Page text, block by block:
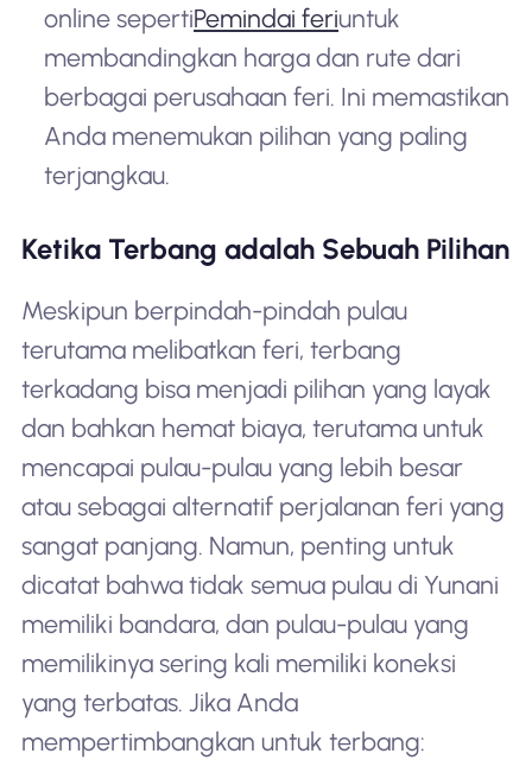
online sepertiPemindai feriuntuk
membandingkan harga dan rute dari
berbagai perusahaan feri. Ini memastikan
Anda menemukan pilihan yang paling
terjangkau.
Ketika Terbang adalah Sebuah Pilihan
Meskipun berpindah-pindah pulau
terutama melibatkan feri, terbang
terkadang bisa menjadi pilihan yang layak
dan bahkan hemat biaya, terutama untuk
mencapai pulau-pulau yang lebih besar
atau sebagai alternatif perjalanan feri yang
sangat panjang. Namun, penting untuk
dicatat bahwa tidak semua pulau di Yunani
memiliki bandara, dan pulau-pulau yang
memilikinya sering kali memiliki koneksi
yang terbatas. Jika Anda
mempertimbangkan untuk terbang: